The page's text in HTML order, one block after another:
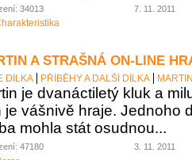
34013 7. 11. 2011
A STRAŠNÁ ON-LINE
DÍLKA PŘÍBĚHY A DALŠÍ DÍLKA
je dvanáctiletý kluk a
je vášnivě hraje. Jednoho
mohla stát osudnou...
47180 3. 11. 2011